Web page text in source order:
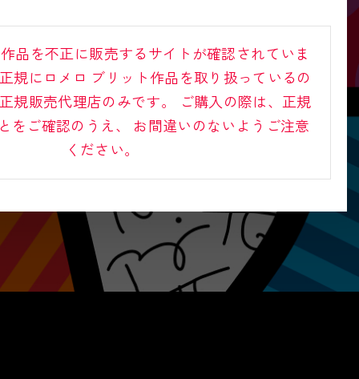
品を不正に販売するサイトが確認されていま
規にロメロ ブリット作品を取り扱っているの
規販売代理店のみです。
ご購入の際は、正規
をご確認のうえ、
お間違いのないようご注意
ください。